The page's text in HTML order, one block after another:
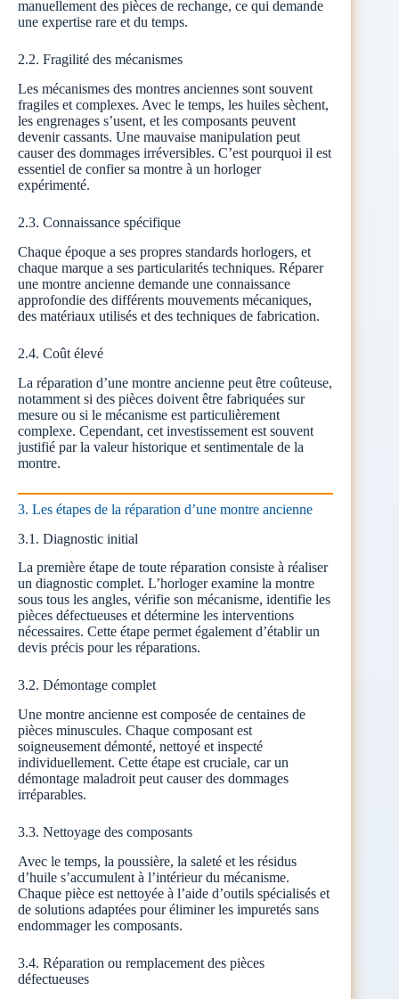
manuellement des pièces de rechange, ce qui demande
une expertise rare et du temps.
2.2. Fragilité des mécanismes
Les mécanismes des montres anciennes sont souvent
fragiles et complexes. Avec le temps, les huiles sèchent,
les engrenages s’usent, et les composants peuvent
devenir cassants. Une mauvaise manipulation peut
causer des dommages irréversibles. C’est pourquoi il est
essentiel de confier sa montre à un horloger
expérimenté.
2.3. Connaissance spécifique
Chaque époque a ses propres standards horlogers, et
chaque marque a ses particularités techniques. Réparer
une montre ancienne demande une connaissance
approfondie des différents mouvements mécaniques,
des matériaux utilisés et des techniques de fabrication.
2.4. Coût élevé
La réparation d’une montre ancienne peut être coûteuse,
notamment si des pièces doivent être fabriquées sur
mesure ou si le mécanisme est particulièrement
complexe. Cependant, cet investissement est souvent
justifié par la valeur historique et sentimentale de la
montre.
3. Les étapes de la réparation d’une montre ancienne
3.1. Diagnostic initial
La première étape de toute réparation consiste à réaliser
un diagnostic complet. L’horloger examine la montre
sous tous les angles, vérifie son mécanisme, identifie les
pièces défectueuses et détermine les interventions
nécessaires. Cette étape permet également d’établir un
devis précis pour les réparations.
3.2. Démontage complet
Une montre ancienne est composée de centaines de
pièces minuscules. Chaque composant est
soigneusement démonté, nettoyé et inspecté
individuellement. Cette étape est cruciale, car un
démontage maladroit peut causer des dommages
irréparables.
3.3. Nettoyage des composants
Avec le temps, la poussière, la saleté et les résidus
d’huile s’accumulent à l’intérieur du mécanisme.
Chaque pièce est nettoyée à l’aide d’outils spécialisés et
de solutions adaptées pour éliminer les impuretés sans
endommager les composants.
3.4. Réparation ou remplacement des pièces
défectueuses